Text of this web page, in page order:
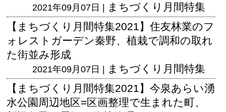
2021年09月07日 | まちづくり月間特集
【まちづくり月間特集2021】住友林業のフ
ォレストガーデン秦野、植栽で調和の取れ
た街並み形成
2021年09月07日 | まちづくり月間特集
【まちづくり月間特集2021】今泉あらい湧
水公園周辺地区=区画整理で生まれた町、